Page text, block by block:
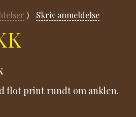
Skriv anmeldelse
flot print rundt om anklen.